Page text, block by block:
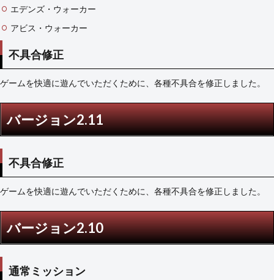
エデンズ・ウォーカー
アビス・ウォーカー
不具合修正
ゲームを快適に遊んでいただくために、各種不具合を修正しました。
バージョン2.11
不具合修正
ゲームを快適に遊んでいただくために、各種不具合を修正しました。
バージョン2.10
通常ミッション